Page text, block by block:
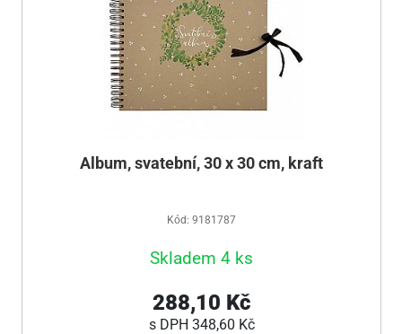
Album, svatební, 30 x 30 cm, kraft
Kód: 9181787
Skladem 4 ks
288,10 Kč
s DPH 348,60 Kč